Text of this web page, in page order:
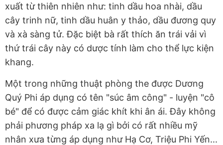
xuất từ thiên nhiên như: tinh dầu hoa nhài, dầu
cây trinh nữ, tinh dầu huân y thảo, dầu đương quy
và xà sàng tử. Đặc biệt bà rất thích ăn trái vải vì
thứ trái cây này có dược tính làm cho thể lực kiện
khang.
Một trong những thuật phòng the được Dương
Quý Phi áp dụng có tên "súc âm công" - luyện "cô
bé" để có được cảm giác khít khi ân ái. Đây không
phải phương pháp xa lạ gì bởi có rất nhiều mỹ
nhân xưa từng áp dụng như Hạ Cơ, Triệu Phi Yến...